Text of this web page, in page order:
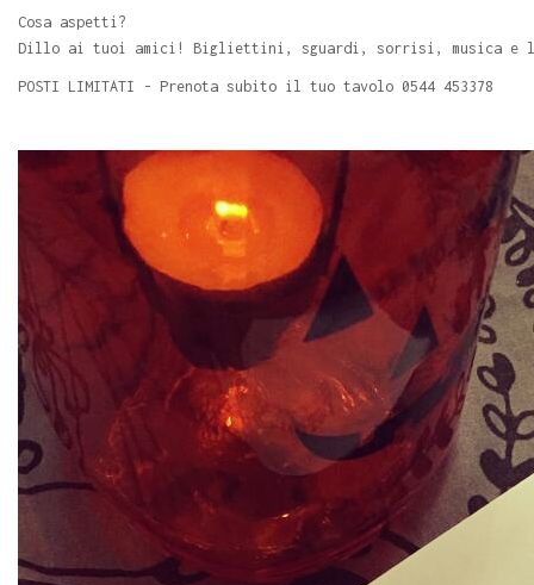
Cosa aspetti?
Dillo ai tuoi amici! Bigliettini, sguardi, sorrisi, musica e
POSTI LIMITATI - Prenota subito il tuo tavolo 0544 453378